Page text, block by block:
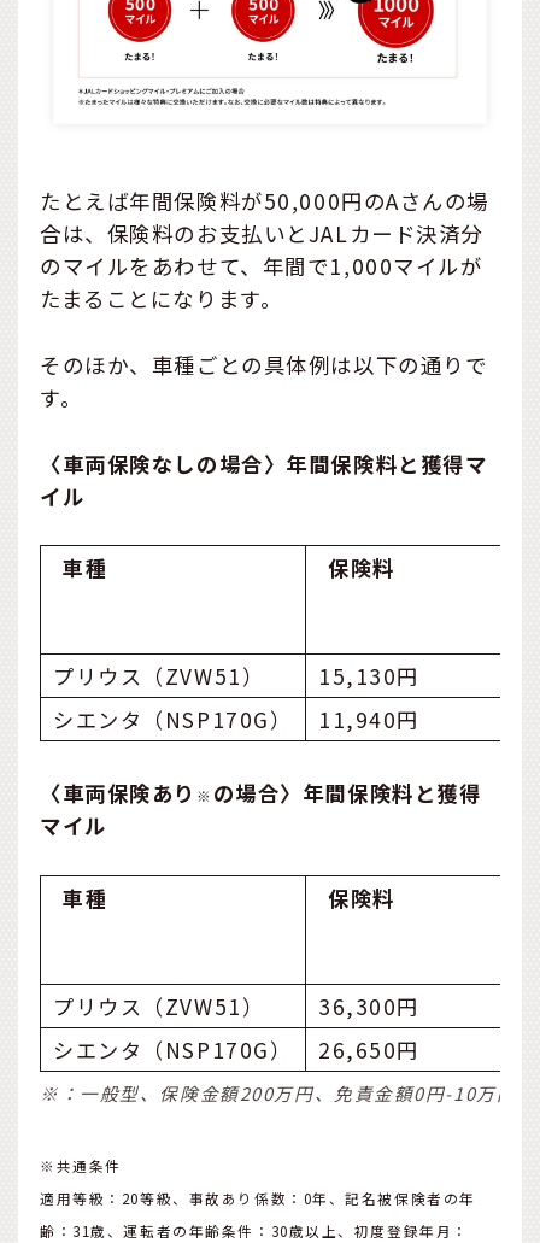
たとえば年間保険料が50,000円のAさんの場
合は、保険料のお支払いとJALカード決済分
のマイルをあわせて、年間で1,000マイルが
たまることになります。
そのほか、車種ごとの具体例は以下の通りで
す。
〈車両保険なしの場合〉年間保険料と獲得マ
イル
車種 保険料
プリウス（ZVW51） 15,130円
シエンタ（NSP170G）
11,940円
〈車両保険あり ※ の場合〉年間保険料と獲得
マイル
車種 保険料
プリウス（ZVW51） 36,300円
シエンタ（NSP170G）
26,650円
※：一般型、保険金額200万円、免責金額0円-10万円
※共通条件
適用等級：20等級、事故あり係数：0年、記名被保険者の年
齢：31歳、運転者の年齢条件：30歳以上、初度登録年月：